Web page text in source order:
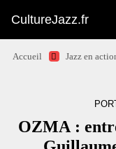
CultureJazz.fr
Accueil Jazz en
OZMA :